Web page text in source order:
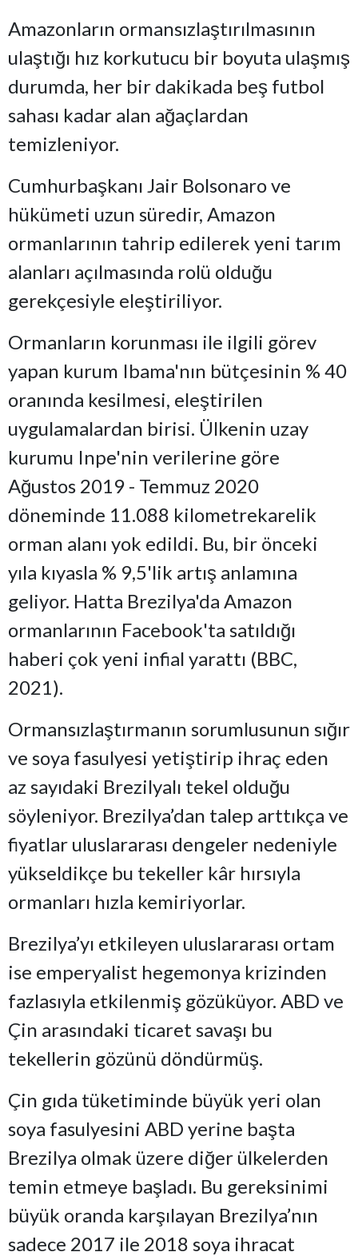
Amazonların ormansızlaştırılmasının
ulaştığı hız korkutucu bir boyuta ulaşmış
durumda, her bir dakikada beş futbol
sahası kadar alan ağaçlardan
temizleniyor.
Cumhurbaşkanı Jair Bolsonaro ve
hükümeti uzun süredir, Amazon
ormanlarının tahrip edilerek yeni tarım
alanları açılmasında rolü olduğu
gerekçesiyle eleştiriliyor.
Ormanların korunması ile ilgili görev
yapan kurum Ibama'nın bütçesinin % 40
oranında kesilmesi, eleştirilen
uygulamalardan birisi. Ülkenin uzay
kurumu Inpe'nin verilerine göre
Ağustos 2019 - Temmuz 2020
döneminde 11.088 kilometrekarelik
orman alanı yok edildi. Bu, bir önceki
yıla kıyasla % 9,5'lik artış anlamına
geliyor. Hatta Brezilya'da Amazon
ormanlarının Facebook'ta satıldığı
haberi çok yeni infial yarattı (BBC,
2021).
Ormansızlaştırmanın sorumlusunun sığır
ve soya fasulyesi yetiştirip ihraç eden
az sayıdaki Brezilyalı tekel olduğu
söyleniyor. Brezilya’dan talep arttıkça ve
fiyatlar uluslararası dengeler nedeniyle
yükseldikçe bu tekeller kâr hırsıyla
ormanları hızla kemiriyorlar.
Brezilya’yı etkileyen uluslararası ortam
ise emperyalist hegemonya krizinden
fazlasıyla etkilenmiş gözüküyor. ABD ve
Çin arasındaki ticaret savaşı bu
tekellerin gözünü döndürmüş.
Çin gıda tüketiminde büyük yeri olan
soya fasulyesini ABD yerine başta
Brezilya olmak üzere diğer ülkelerden
temin etmeye başladı. Bu gereksinimi
büyük oranda karşılayan Brezilya’nın
sadece 2017 ile 2018 soya ihracat